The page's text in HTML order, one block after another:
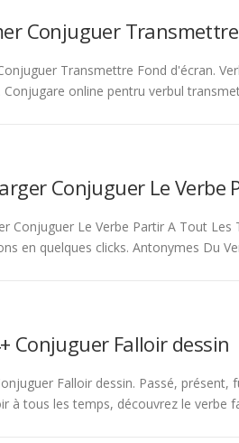
Conjuguer
Transmettre Fond d'écran.
Conjugare online pentru verbul
Conjuguer Le Verbe
Conjuguer Le Verbe Partir A Tout
en quelques clicks. Antonymes Du
Conjuguer Falloir dessin
Falloir dessin. Passé,
à tous les temps, découvrez le verbe